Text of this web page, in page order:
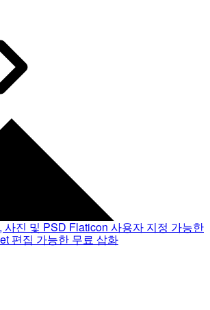
사진 및 PSD Flaticon 사용자 지정 가능한
편집 가능한 무료 삽화